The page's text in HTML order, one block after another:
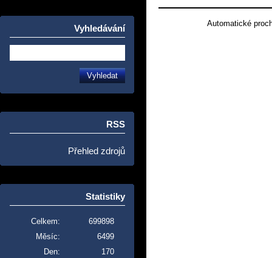
Automatické
Vyhledávání
RSS
Přehled zdrojů
Statistiky
Celkem:
699898
Měsíc:
6499
Den:
170